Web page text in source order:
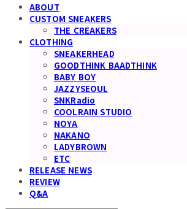
ABOUT
CUSTOM SNEAKERS
THE CREAKERS
CLOTHING
SNEAKERHEAD
GOODTHINK BAADTHINK
BABY BOY
JAZZYSEOUL
SNKRadio
COOLRAIN STUDIO
NOYA
NAKANO
LADYBROWN
ETC
RELEASE NEWS
REVIEW
Q&A